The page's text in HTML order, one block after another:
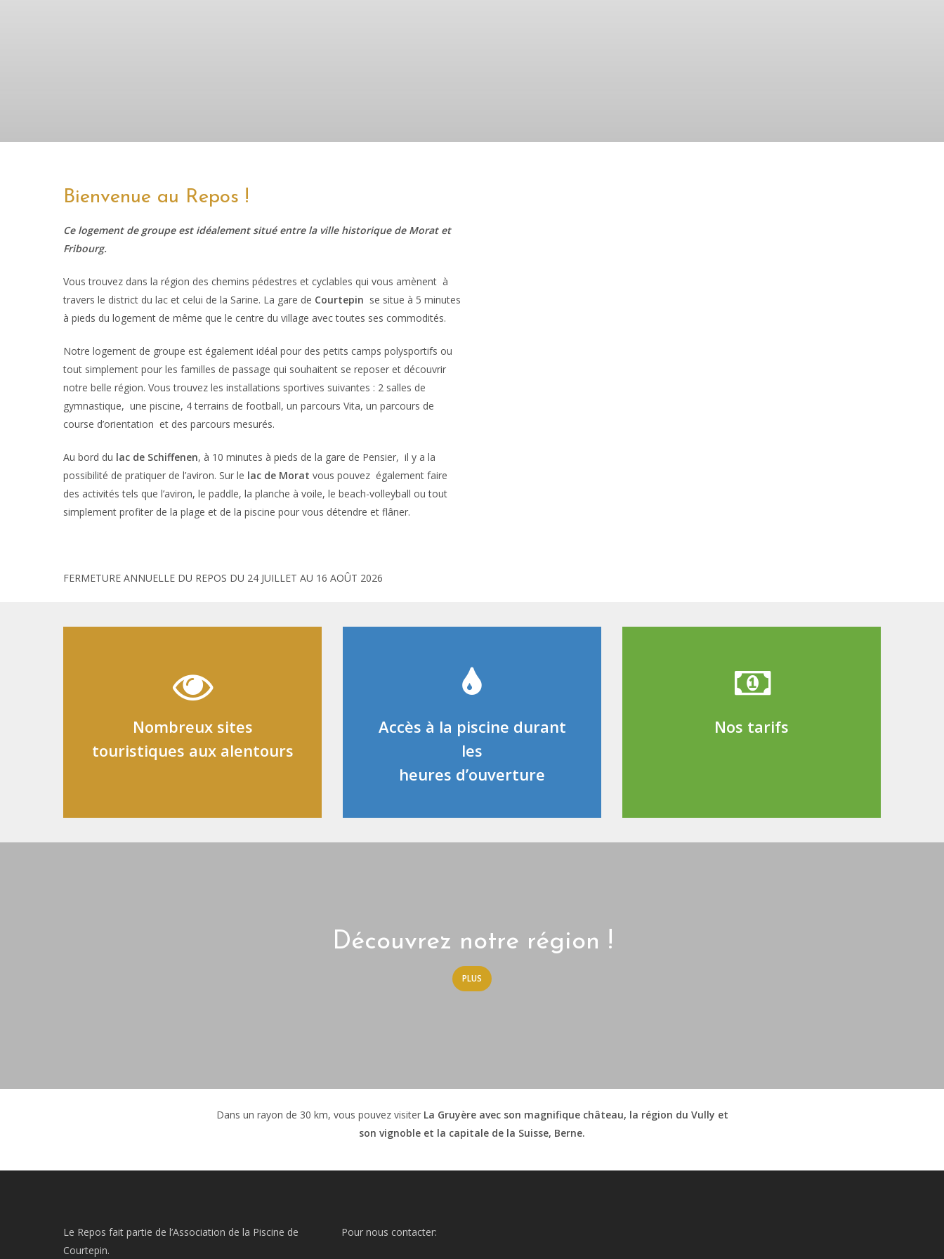
Bienvenue au Repos !
Ce logement de groupe est idéalement situé entre la ville historique de Morat et
Fribourg.
Vous trouvez dans la région des chemins pédestres et cyclables qui vous amènent à
travers le district du lac et celui de la Sarine. La gare de Courtepin se situe à 5 minutes
à pieds du logement de même que le centre du village avec toutes ses commodités.
Notre logement de groupe est également idéal pour des petits camps polysportifs ou
tout simplement pour les familles de passage qui souhaitent se reposer et découvrir
notre belle région. Vous trouvez les installations sportives suivantes : 2 salles de
gymnastique, une piscine, 4 terrains de football, un parcours Vita, un parcours de
course d’orientation et des parcours mesurés.
Au bord du lac de Schiffenen, à 10 minutes à pieds de la gare de Pensier, il y a la
possibilité de pratiquer de l’aviron. Sur le lac de Morat vous pouvez également faire
des activités tels que l’aviron, le paddle, la planche à voile, le beach-volleyball ou tout
simplement profiter de la plage et de la piscine pour vous détendre et flâner.
FERMETURE ANNUELLE DU REPOS DU 24 JUILLET AU 16 AOÛT 2026
Nombreux sites
touristiques aux alentours
Accès à la piscine durant
les
heures d’ouverture
Nos tarifs
Découvrez notre région !
PLUS
Dans un rayon de 30 km, vous pouvez visiter La Gruyère avec son magnifique château, la région du Vully et
son vignoble et la capitale de la Suisse, Berne.
Le Repos fait partie de l’Association de la Piscine de
Courtepin.
Pour nous contacter: